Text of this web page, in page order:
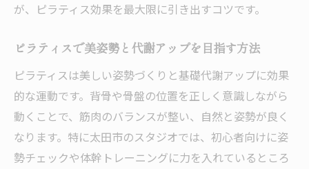
が、ピラティス効果を最大限に引き出すコツです。
ピラティスで美姿勢と代謝アップを目指す方法
ピラティスは美しい姿勢づくりと基礎代謝アップに効果
的な運動です。背骨や骨盤の位置を正しく意識しながら
動くことで、筋肉のバランスが整い、自然と姿勢が良く
なります。特に太田市のスタジオでは、初心者向けに姿
勢チェックや体幹トレーニングに力を入れているところ